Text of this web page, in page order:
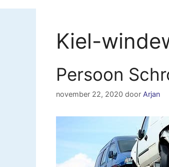
Kiel-
Persoon
november 22, 2020 door Arjan